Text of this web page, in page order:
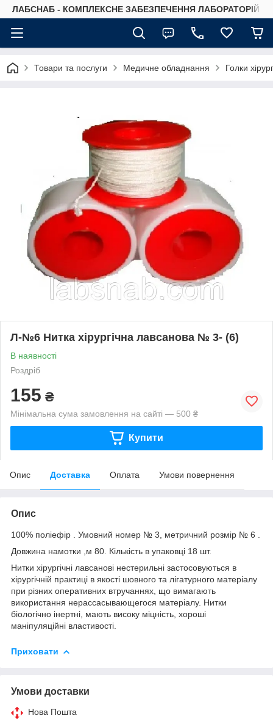
ЛАБСНАБ - КОМПЛЕКСНЕ ЗАБЕЗПЕЧЕННЯ ЛАБОРАТОРІЙ
Товари та послуги Медичне обладнання Голки
Л-№6 Нитка хірургічна лавсанова № 3- (6)
В наявності
Роздріб
155 ₴
Мінімальна сума замовлення на сайті — 500 ₴
Купити
Опис Доставка Оплата Умови повернення
Опис
100% поліефір . Умовний номер № 3, метричний розмір № 6 .
Довжина намотки ,м 80. Кількість в упаковці 18 шт.
Нитки хірургічні лавсанові нестерильні застосовуються в
хірургічній практиці в якості шовного та лігатурного матеріалу
при різних оперативних втручаннях, що вимагають
використання нерассасывающегося матеріалу. Нитки
біологічно інертні, мають високу міцність, хороші
маніпуляційні властивості.
Приховати
Умови доставки
Нова Пошта